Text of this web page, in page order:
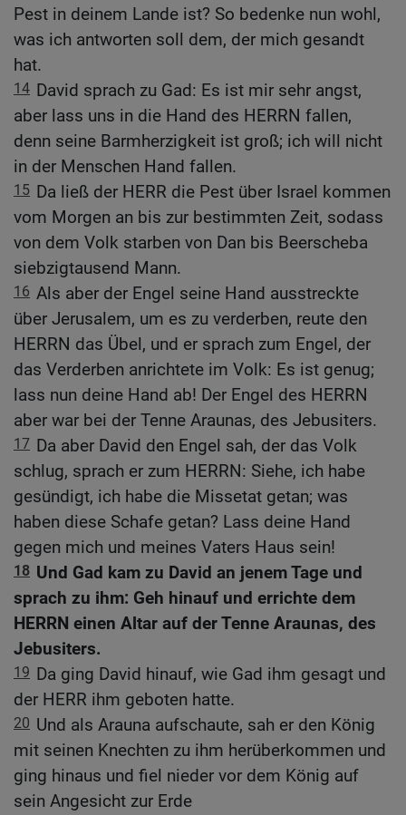
Pest in deinem Lande ist? So bedenke nun wohl,
was ich antworten soll dem, der mich gesandt
hat.
14 David sprach zu Gad: Es ist mir sehr angst,
aber lass uns in die Hand des HERRN fallen,
denn seine Barmherzigkeit ist groß; ich will nicht
in der Menschen Hand fallen.
15 Da ließ der HERR die Pest über Israel kommen
vom Morgen an bis zur bestimmten Zeit, sodass
von dem Volk starben von Dan bis Beerscheba
siebzigtausend Mann.
16 Als aber der Engel seine Hand ausstreckte
über Jerusalem, um es zu verderben, reute den
HERRN das Übel, und er sprach zum Engel, der
das Verderben anrichtete im Volk: Es ist genug;
lass nun deine Hand ab! Der Engel des HERRN
aber war bei der Tenne Araunas, des Jebusiters.
17 Da aber David den Engel sah, der das Volk
schlug, sprach er zum HERRN: Siehe, ich habe
gesündigt, ich habe die Missetat getan; was
haben diese Schafe getan? Lass deine Hand
gegen mich und meines Vaters Haus sein!
18 Und Gad kam zu David an jenem Tage und
sprach zu ihm: Geh hinauf und errichte dem
HERRN einen Altar auf der Tenne Araunas, des
Jebusiters.
19 Da ging David hinauf, wie Gad ihm gesagt und
der HERR ihm geboten hatte.
20 Und als Arauna aufschaute, sah er den König
mit seinen Knechten zu ihm herüberkommen und
ging hinaus und fiel nieder vor dem König auf
sein Angesicht zur Erde